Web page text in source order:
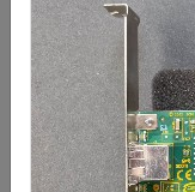
€ 85,00